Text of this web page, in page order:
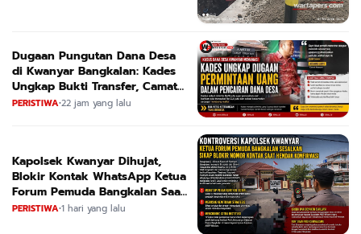
Dugaan Pungutan Dana Desa
di Kwanyar Bangkalan: Kades
Ungkap Bukti Transfer, Camat
Beri Bantahan Tegas
PERISTIWA•22 jam yang lalu
Kapolsek Kwanyar Dihujat,
Blokir Kontak WhatsApp Ketua
Forum Pemuda Bangkalan Saat
Dikonfirmasi
PERISTIWA•1 hari yang lalu